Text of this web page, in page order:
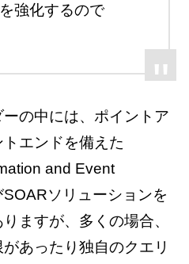
強化するので
の中には、ポイントア
エンドを備えた
and Event
ソリューションを
ますが、多くの場合、
あったり独自のクエリ